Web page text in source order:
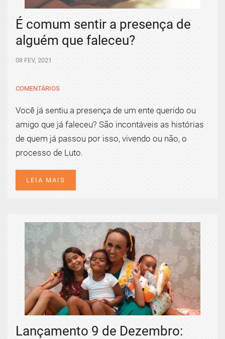
É comum sentir a presença de
alguém que faleceu?
08 FEV, 2021
COMENTÁRIOS
Você já sentiu a presença de um ente querido ou
amigo que já faleceu? São incontáveis as histórias
de quem já passou por isso, vivendo ou não, o
processo de Luto.
LEIA MAIS
Lançamento 9 de Dezembro: